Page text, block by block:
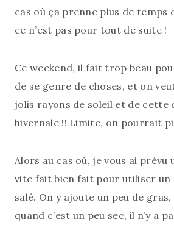
cas où ça prenne plus de temps
ce n’est pas pour tout de suite !
Ce weekend, il fait trop beau
de se genre de choses, et on
jolis rayons de soleil et de cette
hivernale !! Limite, on pourrait
Alors au cas où, je vous ai prévu
vite fait bien fait pour utiliser un
salé. On y ajoute un peu de
quand c’est un peu sec, il n’y a